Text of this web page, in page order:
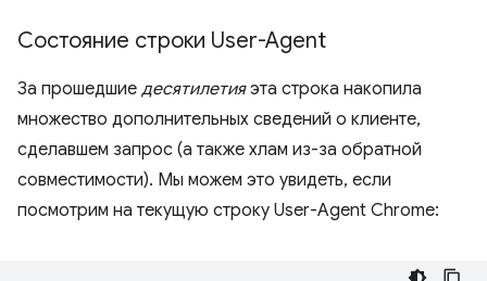
Состояние строки User-Agent
За прошедшие десятилетияэта строка накопила
множество дополнительных сведений о клиенте,
сделавшем запрос (а также хлам из-за обратной
совместимости). Мы можем это увидеть, если
посмотрим на текущую строку User-Agent Chrome: